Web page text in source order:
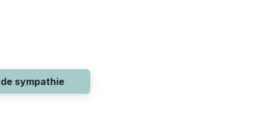
sympathie